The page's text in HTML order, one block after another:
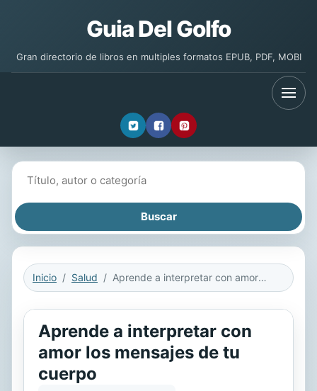
Guia Del Golfo
Gran directorio de libros en multiples formatos EPUB, PDF, MOBI
Inicio Salud Aprende a interpretar con amor los mensajes de tu cuerpo
Aprende a interpretar con
amor los mensajes de tu
cuerpo